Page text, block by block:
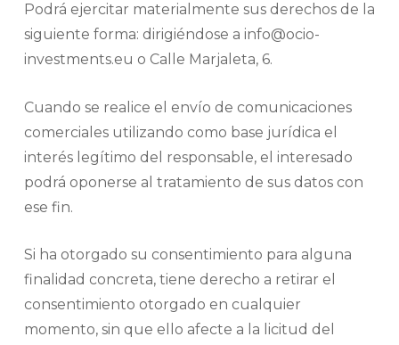
Podrá ejercitar materialmente sus derechos de la
siguiente forma: dirigiéndose a info@ocio-
investments.eu o Calle Marjaleta, 6.
Cuando se realice el envío de comunicaciones
comerciales utilizando como base jurídica el
interés legítimo del responsable, el interesado
podrá oponerse al tratamiento de sus datos con
ese fin.
Si ha otorgado su consentimiento para alguna
finalidad concreta, tiene derecho a retirar el
consentimiento otorgado en cualquier
momento, sin que ello afecte a la licitud del